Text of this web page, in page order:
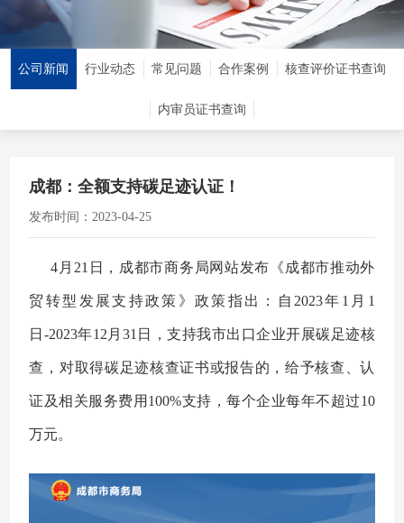
公司新闻 行业动态 常见问题 合作案例 核查评价证书查询
内审员证书查询
成都：全额支持碳足迹认证！
发布时间：2023-04-25
4月21日，成都市商务局网站发布《成都市推动外
贸转型发展支持政策》政策指出：自2023年1月1
日-2023年12月31日，支持我市出口企业开展碳足迹核
查，对取得碳足迹核查证书或报告的，给予核查、认
证及相关服务费用100%支持，每个企业每年不超过10
万元。